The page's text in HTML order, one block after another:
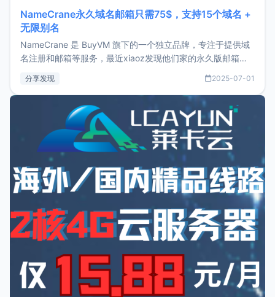
NameCrane永久域名邮箱只需75$，支持15个域名 +
无限别名
NameCrane 是 BuyVM 旗下的一个独立品牌，专注于提供域
名注册和邮箱等服务，最近xiaoz发现他们家的永久版邮箱服
又实惠的域名邮箱，不妨尝试一下 NameCrane。注册
NameCraneNameCrane不支持直接注册，必须要购买
分享发现 2025-07-01